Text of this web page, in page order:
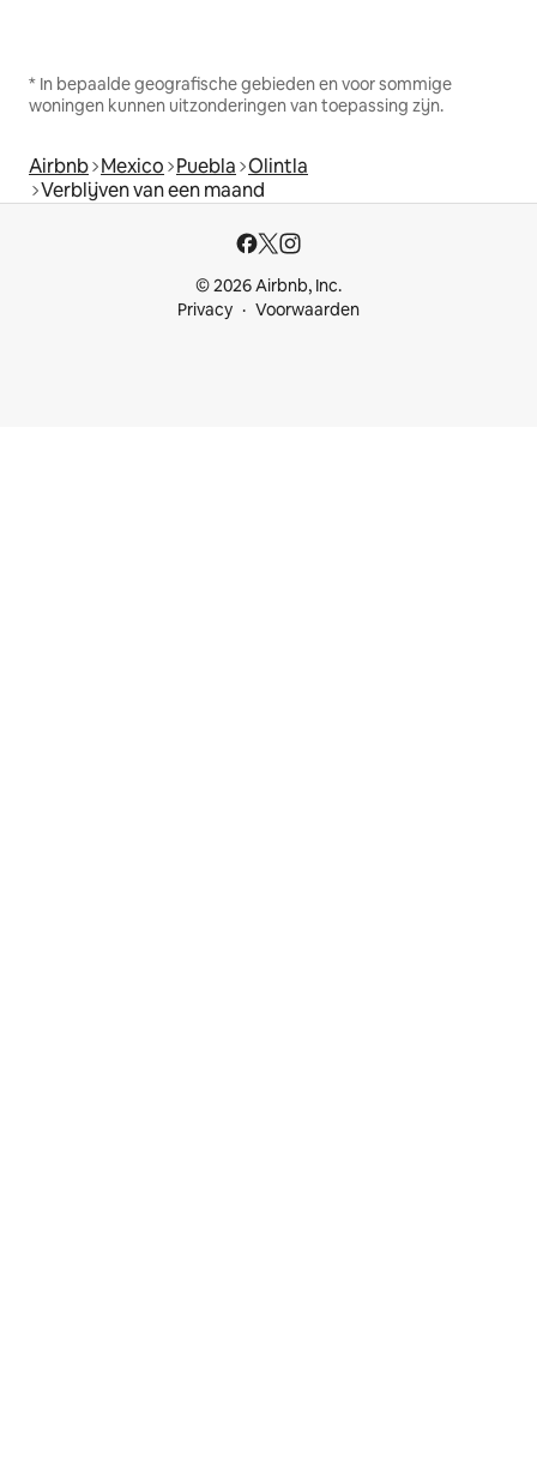
* In bepaalde geografische gebieden en voor sommige
woningen kunnen uitzonderingen van toepassing zijn.
Airbnb Mexico Puebla Olintla
Verblijven van een maand
© 2026 Airbnb, Inc.
Privacy
Voorwaarden